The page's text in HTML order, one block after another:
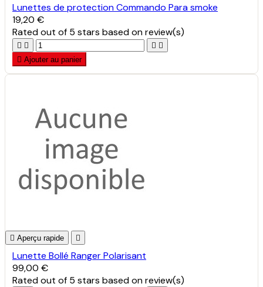
Lunettes de protection Commando Para smoke
19,20 €
Ratedout of 5 stars based onreview(s)
   
 Ajouter au panier
 Aperçu rapide 
Lunette Bollé Ranger Polarisant
99,00 €
Ratedout of 5 stars based onreview(s)